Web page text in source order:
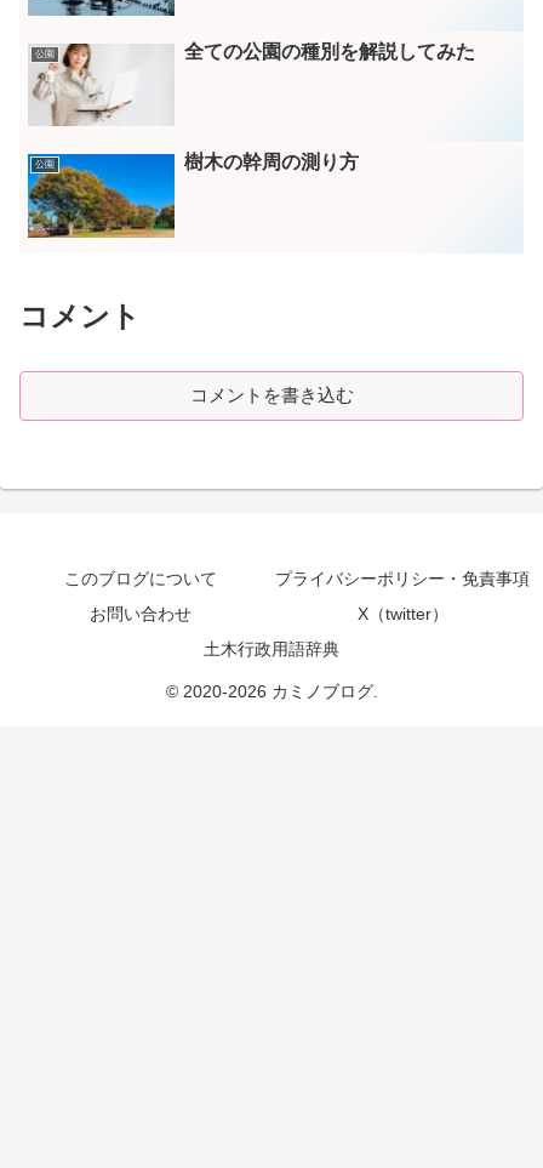
公園 全ての公園の種別を解説してみた
公園 樹木の幹周の測り方
コメント
コメントを書き込む
このブログについて
プライバシーポリシー・免責事項
お問い合わせ
X（twitter）
土木行政用語辞典
© 2020-2026 カミノブログ.